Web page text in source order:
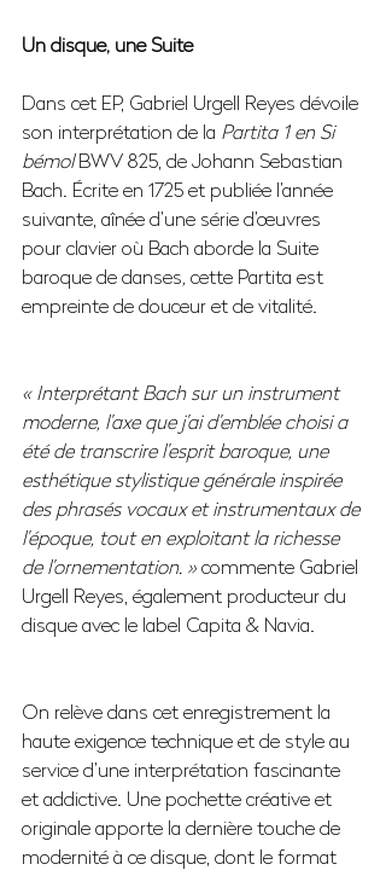
Un disque, une Suite
Dans cet EP, Gabriel Urgell Reyes dévoile
son interprétation de la Partita 1 en Si
bémol BWV 825, de Johann Sebastian
Bach. Écrite en 1725 et publiée l’année
suivante, aînée d’une série d’œuvres
pour clavier où Bach aborde la Suite
baroque de danses, cette Partita est
empreinte de douceur et de vitalité.
« Interprétant Bach sur un instrument
moderne, l’axe que j’ai d’emblée choisi a
été de transcrire l’esprit baroque, une
esthétique stylistique générale inspirée
des phrasés vocaux et instrumentaux de
l’époque, tout en exploitant la richesse
de l’ornementation. » commente Gabriel
Urgell Reyes, également producteur du
disque avec le label Capita & Navia.
On relève dans cet enregistrement la
haute exigence technique et de style au
service d’une interprétation fascinante
et addictive. Une pochette créative et
originale apporte la dernière touche de
modernité à ce disque, dont le format